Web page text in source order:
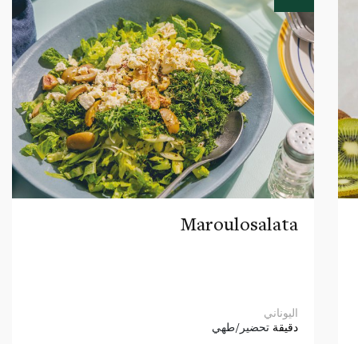
Maroulosalata
اليوناني
دقيقة تحضير/طهي